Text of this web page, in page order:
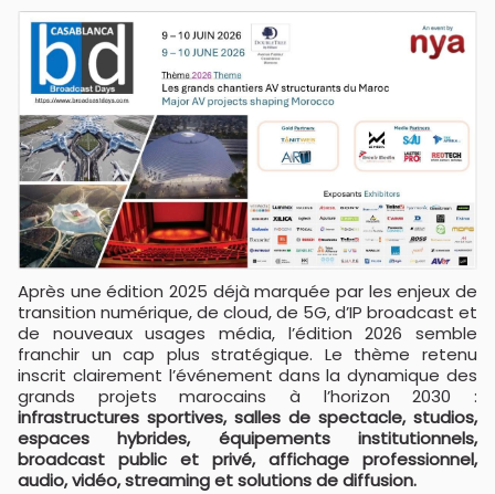
Après une édition 2025 déjà marquée par les enjeux de
transition numérique, de cloud, de 5G, d’IP broadcast et
de nouveaux usages média, l’édition 2026 semble
franchir un cap plus stratégique. Le thème retenu
inscrit clairement l’événement dans la dynamique des
grands projets marocains à l’horizon 2030 :
infrastructures sportives, salles de spectacle, studios,
espaces hybrides, équipements institutionnels,
broadcast public et privé, affichage professionnel,
audio, vidéo, streaming et solutions de diffusion.